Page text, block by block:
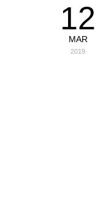
12
MAR
2019